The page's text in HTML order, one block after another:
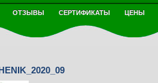
ОТЗЫВЫ СЕРТИФИКАТЫ ЦЕНЫ